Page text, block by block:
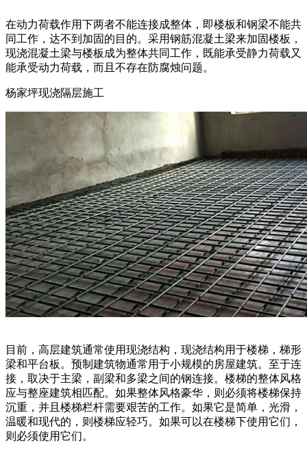
在动力荷载作用下两者不能连接成整体，即楼板和钢梁不能共
同工作，达不到加固的目的。采用钢筋混凝土梁来加固楼板，
现浇混凝土梁与楼板成为整体共同工作，既能承受静力荷载又
能承受动力荷载，而且不存在防腐烛问题。
杨家坪现浇隔层施工
目前，高层建筑通常使用现浇结构，现浇结构用于楼梯，梯形
梁和平台板。预制建筑物通常用于小规模的房屋建筑。至于连
接，取决于主梁，副梁和多梁之间的钢连接。楼梯的整体风格
应与整座建筑相匹配。如果整体风格豪华，则必须将楼梯保持
沉重，并且楼梯栏杆需要艰苦的工作。如果它是简单，光滑，
温暖和现代的，则楼梯应轻巧。如果可以在楼梯下使用它们，
则必须使用它们。